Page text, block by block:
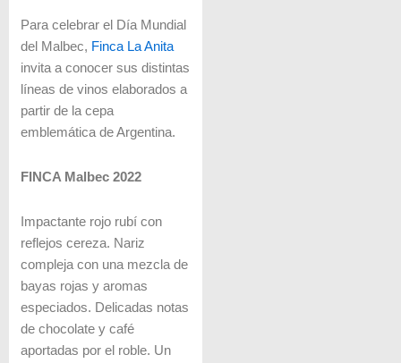
Para celebrar el Día Mundial
del Malbec, Finca La Anita
invita a conocer sus distintas
líneas de vinos elaborados a
partir de la cepa
emblemática de Argentina.
FINCA Malbec 2022
Impactante rojo rubí con
reflejos cereza. Nariz
compleja con una mezcla de
bayas rojas y aromas
especiados. Delicadas notas
de chocolate y café
aportadas por el roble. Un